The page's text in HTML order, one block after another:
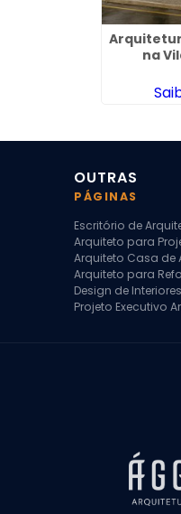
na
OUTRAS
PÁGINAS
Escritório de
Arquiteto para
Arquiteto Casa de
Arquiteto para
Design de
Projeto Executivo